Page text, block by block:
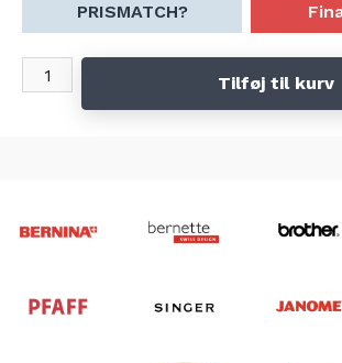
PRISMATCH?
Tilføj til kurv